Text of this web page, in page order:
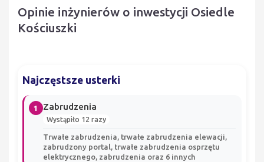
Opinie inżynierów o inwestycji Osiedle
Kościuszki
Najczęstsze usterki
1 Zabrudzenia
Wystąpiło 12 razy
Trwałe zabrudzenia, trwałe zabrudzenia elewacji,
zabrudzony portal, trwałe zabrudzenia osprzętu
elektrycznego, zabrudzenia oraz 6 innych